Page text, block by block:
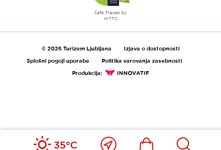
35°C
Blizu
Ikona Išči
Safe Travels by
WTTC
© 2026 Turizem Ljubljana
Izjava o dostopnosti
Splošni pogoji uporabe
Politika varovanja zasebnosti
Produkcija:
INNOVATIF